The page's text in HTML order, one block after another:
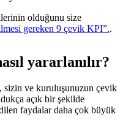
olduğunu size
gereken 9 çevik KPI”..
yararlanılır?
ve kuruluşunuzun çevik
açık bir şekilde
faydalar daha çok büyük